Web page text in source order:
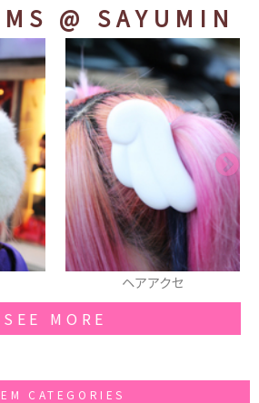
@ SAYUMIN
パスケース
SEE MORE
CATEGORIES